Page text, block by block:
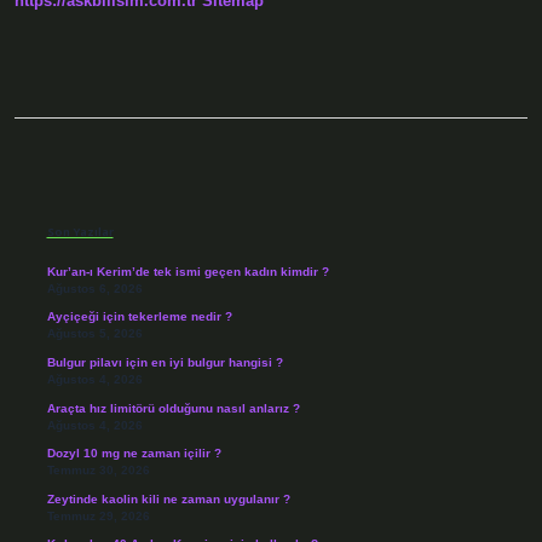
Son Yazılar
Kur’an-ı Kerim’de tek ismi geçen kadın kimdir ?
Ağustos 6, 2026
Ayçiçeği için tekerleme nedir ?
Ağustos 5, 2026
Bulgur pilavı için en iyi bulgur hangisi ?
Ağustos 4, 2026
Araçta hız limitörü olduğunu nasıl anlarız ?
Ağustos 4, 2026
Dozyl 10 mg ne zaman içilir ?
Temmuz 30, 2026
Zeytinde kaolin kili ne zaman uygulanır ?
Temmuz 29, 2026